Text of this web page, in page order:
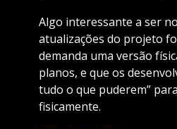
Algo interessante a ser
atualizações do projeto
demanda uma versão
planos, e que os
tudo o que puderem”
fisicamente.